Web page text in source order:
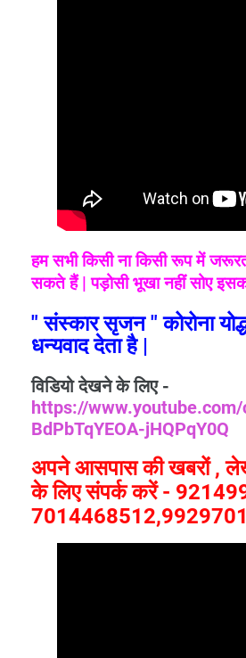
हम सभी किसी ना किसी रूप में
सकते हैं | पड़ोसी भूखा नहीं सोए
" संस्कार सृजन " कोरोना
धन्यवाद देता है |
विडियो देखने के लिए -
https://www.youtube.com/
BdPbTqYEOA-jHQPqY0Q
अपने आसपास की खबरों ,
के लिए संपर्क करें -